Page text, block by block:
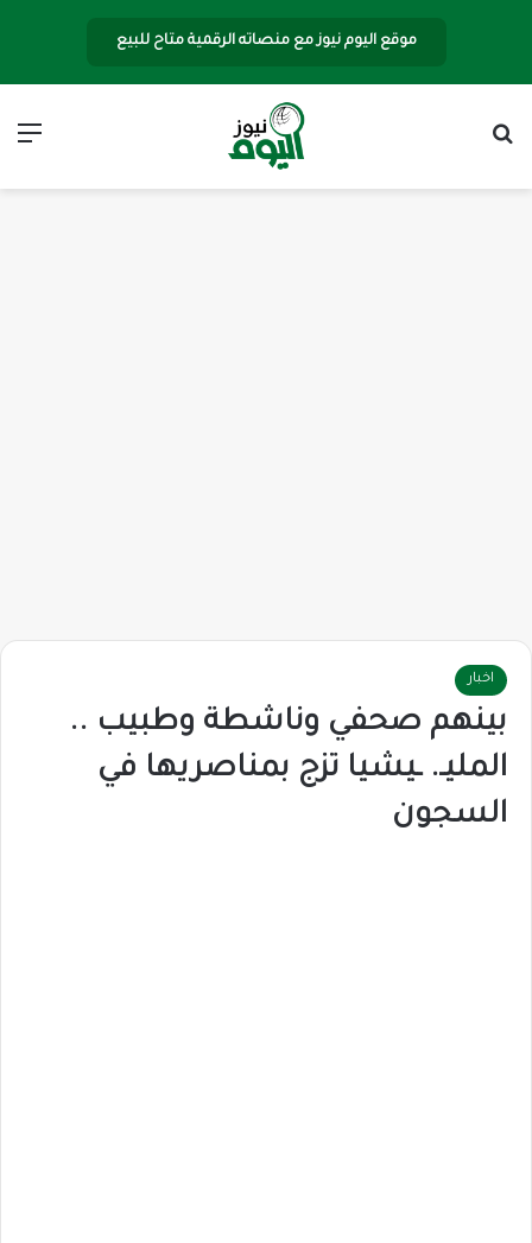
موقع اليوم نيوز مع منصاته الرقمية متاح للبيع
اخبار
بينهم صحفي وناشطة وطبيب ..
المليـ. ـيشيا تزج بمناصريها في
السجون